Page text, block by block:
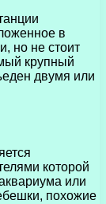
в
но не стоит
крупный
двумя или
которой
или
похожие